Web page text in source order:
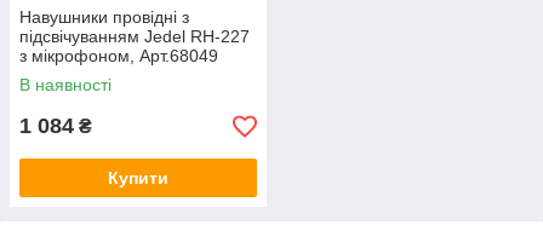
Навушники провідні з
підсвічуванням Jedel RH-227
з мікрофоном, Арт.68049
В наявності
1 084 ₴
Купити